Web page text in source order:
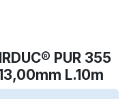
PUR 355
L.10m